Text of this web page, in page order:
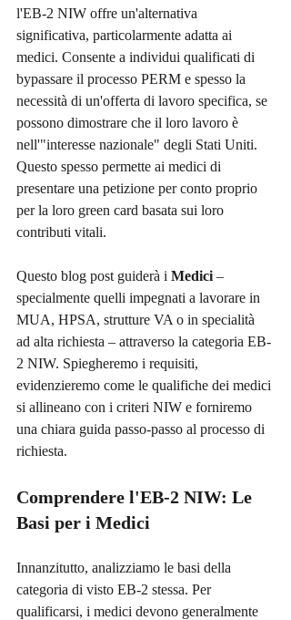
l'EB-2 NIW offre un'alternativa
significativa, particolarmente adatta ai
medici. Consente a individui qualificati di
bypassare il processo PERM e spesso la
necessità di un'offerta di lavoro specifica, se
possono dimostrare che il loro lavoro è
nell'"interesse nazionale" degli Stati Uniti.
Questo spesso permette ai medici di
presentare una petizione per conto proprio
per la loro green card basata sui loro
contributi vitali.
Questo blog post guiderà i Medici –
specialmente quelli impegnati a lavorare in
MUA, HPSA, strutture VA o in specialità
ad alta richiesta – attraverso la categoria EB-
2 NIW. Spiegheremo i requisiti,
evidenzieremo come le qualifiche dei medici
si allineano con i criteri NIW e forniremo
una chiara guida passo-passo al processo di
richiesta.
Comprendere l'EB-2 NIW: Le
Basi per i Medici
Innanzitutto, analizziamo le basi della
categoria di visto EB-2 stessa. Per
qualificarsi, i medici devono generalmente